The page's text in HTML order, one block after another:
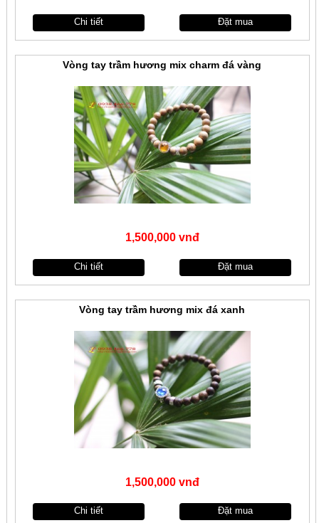
Chi tiết Đặt mua
Vòng tay trầm hương mix charm đá vàng
1,500,000 vnđ
Chi tiết Đặt mua
Vòng tay trầm hương mix đá xanh
1,500,000 vnđ
Chi tiết Đặt mua